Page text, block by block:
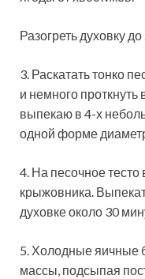
Разогреть духовку
3. Раскатать тонко
и немного проткнуть
выпекаю в 4-х
одной форме
4. На песочное
крыжовника.
духовке около 30
5. Холодные яичные
массы, подсыпая